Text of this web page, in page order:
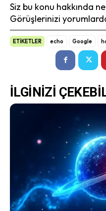
Siz bu konu hakkında
Görüşlerinizi
ETİKETLER echo Google